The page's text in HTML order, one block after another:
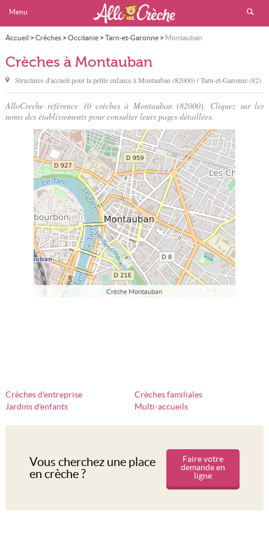
Menu
Accueil > Crèches> Occitanie> Tarn-et-Garonne> Montauban
Crèches à Montauban
Structures d'accueil pour la petite enfance àMontauban (82000) / Tarn-et-Garonne (82)
AlloCreche référence 10 crèches à Montauban (82000). Cliquez sur les
noms des établissements pour consulter leurs pages détaillées.
Crèche Montauban
Crèches d'entreprise
Crèches familiales
Jardins d'enfants
Multi-accueils
Vous cherchez une place
en crèche ?
Faire votre
demande en
ligne